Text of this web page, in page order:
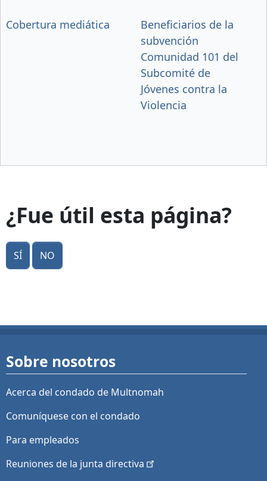
Cobertura mediática
Beneficiarios de la
subvención
Comunidad 101 del
Subcomité de
Jóvenes contra la
Violencia
¿Fue útil esta página?
Sí No
Sobre nosotros
Acerca del condado de Multnomah
Comuníquese con el condado
Para empleados
Reuniones de la junta directiva